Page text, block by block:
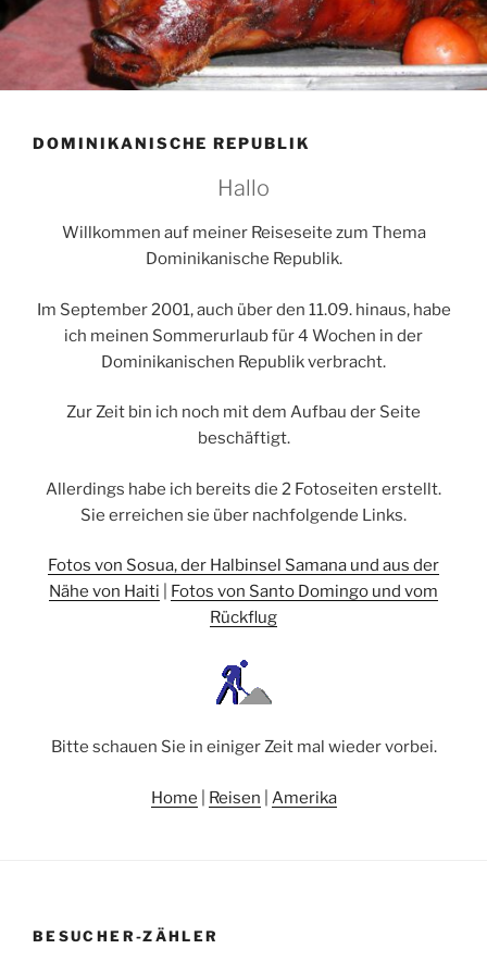
DOMINIKANISCHE REPUBLIK
Hallo
Willkommen auf meiner Reiseseite zum Thema
Dominikanische Republik.
Im September 2001, auch über den 11.09. hinaus, habe
ich meinen Sommerurlaub für 4 Wochen in der
Dominikanischen Republik verbracht.
Zur Zeit bin ich noch mit dem Aufbau der Seite
beschäftigt.
Allerdings habe ich bereits die 2 Fotoseiten erstellt.
Sie erreichen sie über nachfolgende Links.
Fotos von Sosua, der Halbinsel Samana und aus der
Nähe von Haiti
Fotos von Santo Domingo und vom
Rückflug
Bitte schauen Sie in einiger Zeit mal wieder vorbei.
Home Reisen Amerika
BESUCHER-ZÄHLER